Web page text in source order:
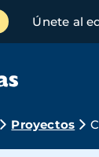
Únete al
Proyectos